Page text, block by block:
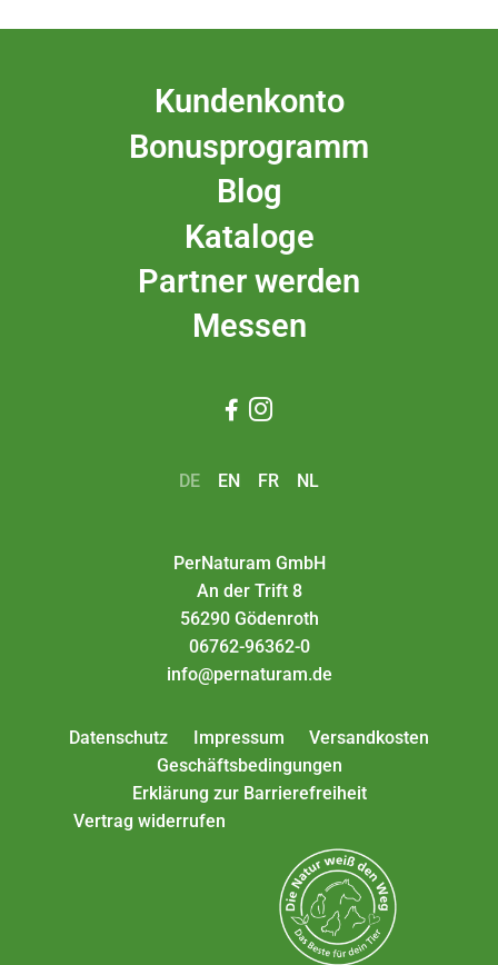
Kundenkonto
Bonusprogramm
Blog
Kataloge
Partner werden
Messen
 
DE EN FR NL
PerNaturam GmbH
An der Trift 8
56290 Gödenroth
06762-96362-0
info@pernaturam.de
Datenschutz Impressum
Versandkosten
Geschäftsbedingungen
Erklärung zur Barrierefreiheit
Vertrag widerrufen